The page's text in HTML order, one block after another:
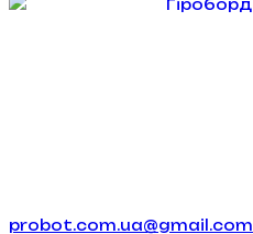
probot.com.ua@gmail.com